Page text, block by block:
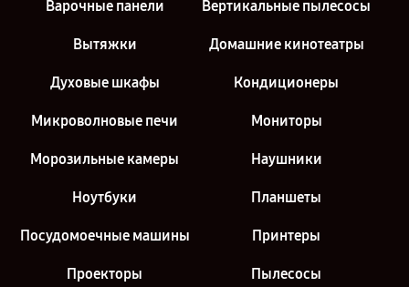
Варочные панели Вертикальные пылесосы
Вытяжки Домашние кинотеатры
Духовые шкафы Кондиционеры
Микроволновые печи Мониторы
Морозильные камеры Наушники
Ноутбуки Планшеты
Посудомоечные машины Принтеры
Проекторы Пылесосы